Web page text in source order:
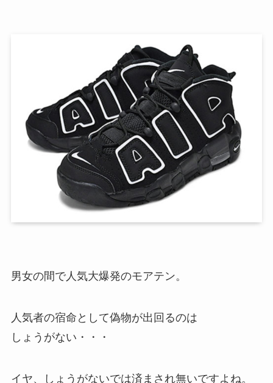
男女の間で人気大爆発のモアテン。
人気者の宿命として偽物が出回るのは
しょうがない・・・
イヤ、しょうがないでは済まされ無いですよね。